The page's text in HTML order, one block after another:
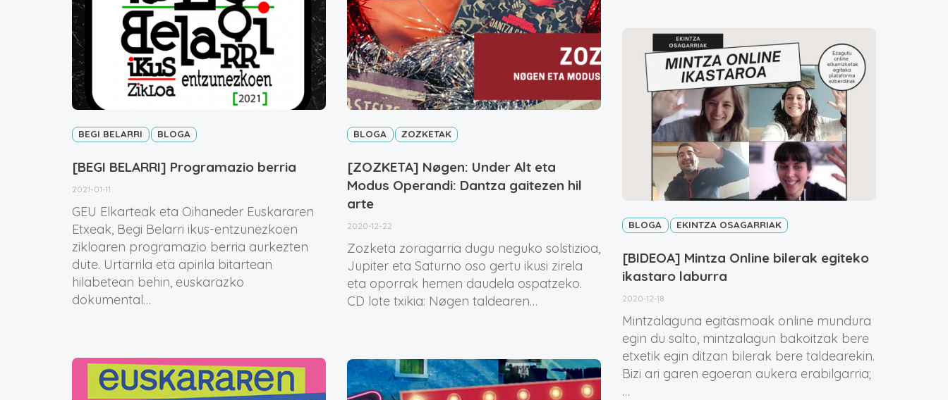
BEGI BELARRI BLOGA
[BEGI BELARRI] Programazio berria
2021-01-11
GEU Elkarteak eta Oihaneder Euskararen
Etxeak, Begi Belarri ikus-entzunezkoen
zikloaren programazio berria aurkezten
dute. Urtarrila eta apirila bitartean
hilabetean behin, euskarazko
dokumental…
BLOGA ZOZKETAK
[ZOZKETA] Nøgen: Under Alt eta
Modus Operandi: Dantza gaitezen hil
arte
2020-12-22
Zozketa zoragarria dugu neguko solstizioa,
Jupiter eta Saturno oso gertu ikusi zirela
eta oporrak hemen daudela ospatzeko.
CD lote txikia: Nøgen taldearen…
BLOGA EKINTZA OSAGARRIAK
[BIDEOA] Mintza Online bilerak egiteko
ikastaro laburra
2020-12-18
Mintzalaguna egitasmoak online mundura
egin du salto, mintzalagun bakoitzak bere
etxetik egin ditzan bilerak bere taldearekin.
Bizi ari garen egoeran aukera erabilgarria;
…